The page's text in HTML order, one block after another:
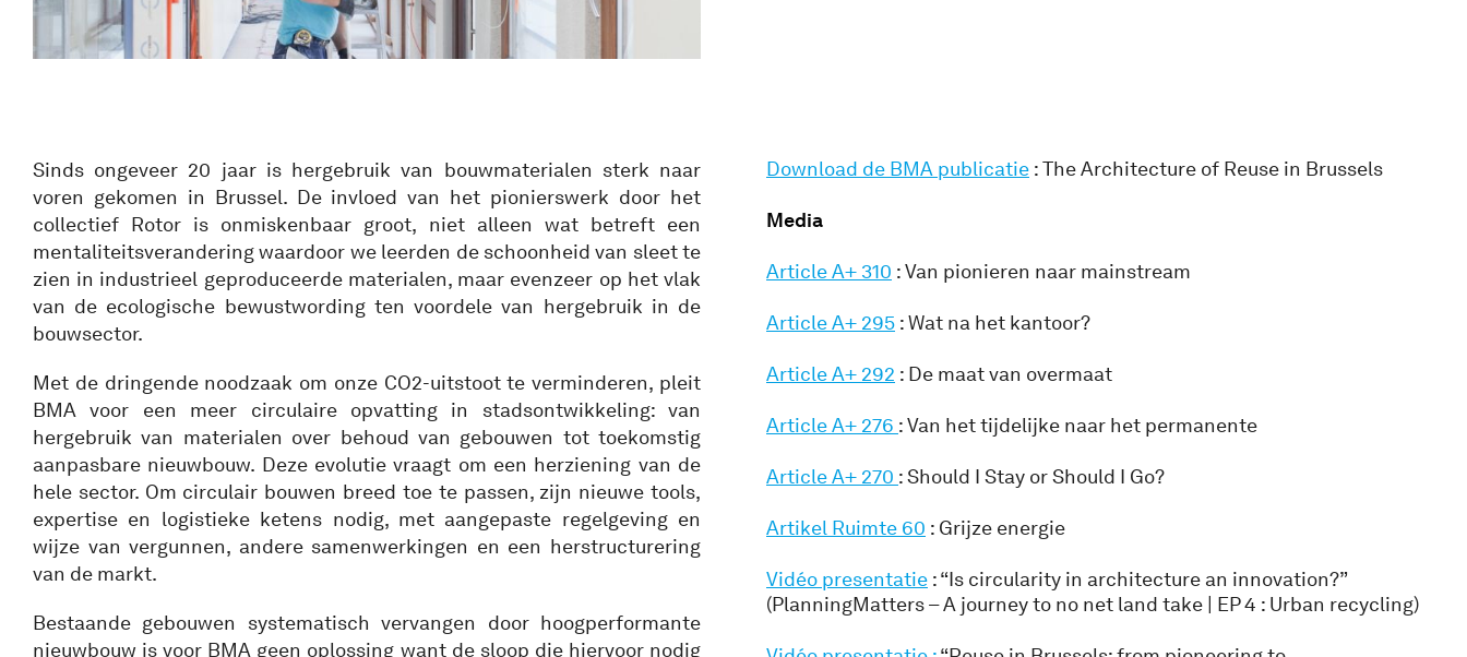
Sinds ongeveer 20 jaar is hergebruik van bouwmaterialen sterk naar
voren gekomen in Brussel. De invloed van het pionierswerk door het
collectief Rotor is onmiskenbaar groot, niet alleen wat betreft een
mentaliteitsverandering waardoor we leerden de schoonheid van sleet te
zien in industrieel geproduceerde materialen, maar evenzeer op het vlak
van de ecologische bewustwording ten voordele van hergebruik in de
bouwsector.
Met de dringende noodzaak om onze CO2-uitstoot te verminderen, pleit
BMA voor een meer circulaire opvatting in stadsontwikkeling: van
hergebruik van materialen over behoud van gebouwen tot toekomstig
aanpasbare nieuwbouw. Deze evolutie vraagt om een herziening van de
hele sector. Om circulair bouwen breed toe te passen, zijn nieuwe tools,
expertise en logistieke ketens nodig, met aangepaste regelgeving en
wijze van vergunnen, andere samenwerkingen en een herstructurering
van de markt.
Bestaande gebouwen systematisch vervangen door hoogperformante
nieuwbouw is voor BMA geen oplossing want de sloop die hiervoor nodig
Download de BMA publicatie : The Architecture of Reuse in Brussels
Media
Article A+ 310 : Van pionieren naar mainstream
Article A+ 295 : Wat na het kantoor?
Article A+ 292 : De maat van overmaat
Article A+ 276 : Van het tijdelijke naar het permanente
Article A+ 270 : Should I Stay or Should I Go?
Artikel Ruimte 60 : Grijze energie
Vidéo presentatie : “Is circularity in architecture an innovation?”
(PlanningMatters – A journey to no net land take | EP 4 : Urban recycling)